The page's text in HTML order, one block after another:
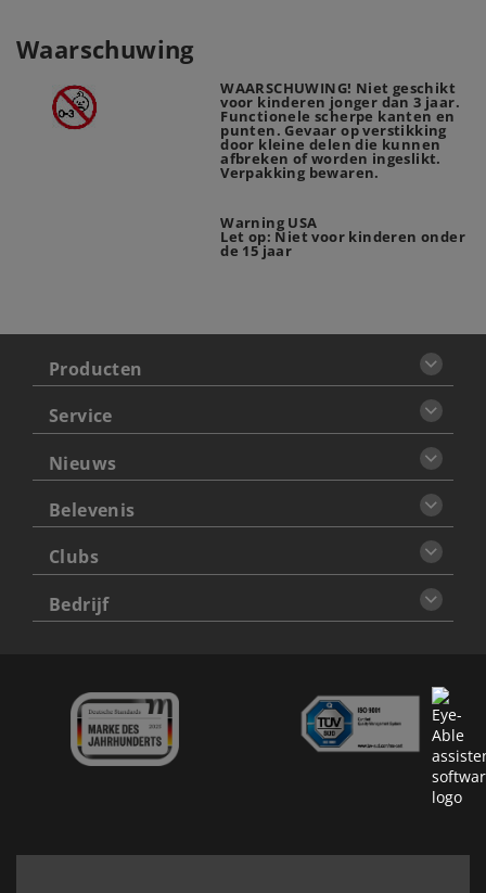
Waarschuwing
WAARSCHUWING! Niet geschikt
voor kinderen jonger dan 3 jaar.
Functionele scherpe kanten en
punten. Gevaar op verstikking
door kleine delen die kunnen
afbreken of worden ingeslikt.
Verpakking bewaren.
Warning USA
Let op: Niet voor kinderen onder
de 15 jaar
Producten
Service
Nieuws
Belevenis
Clubs
Bedrijf